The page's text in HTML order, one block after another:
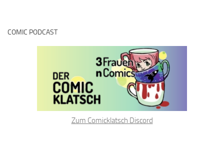
COMIC PODCAST
Zum Comicklatsch Discord